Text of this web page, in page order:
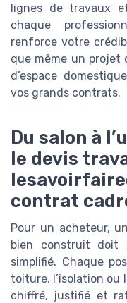
lignes de travaux
chaque
renforce votre
que même un projet
d’espace
vos grands contrats.
Du salon à
le devis
contrat
Pour un acheteur,
bien construit doit
simplifié. Chaque
toiture, l’isolation ou
chiffré, justifié et